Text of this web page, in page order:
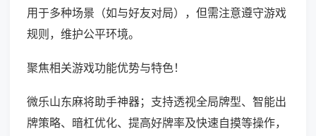
用于多种场景（如与好友对局），但需注意遵守游戏
规则，维护公平环境。
聚焦相关游戏功能优势与特色！
微乐山东麻将助手神器；支持透视全局牌型、智能出
牌策略、暗杠优化、提高好牌率及快速自摸等操作，